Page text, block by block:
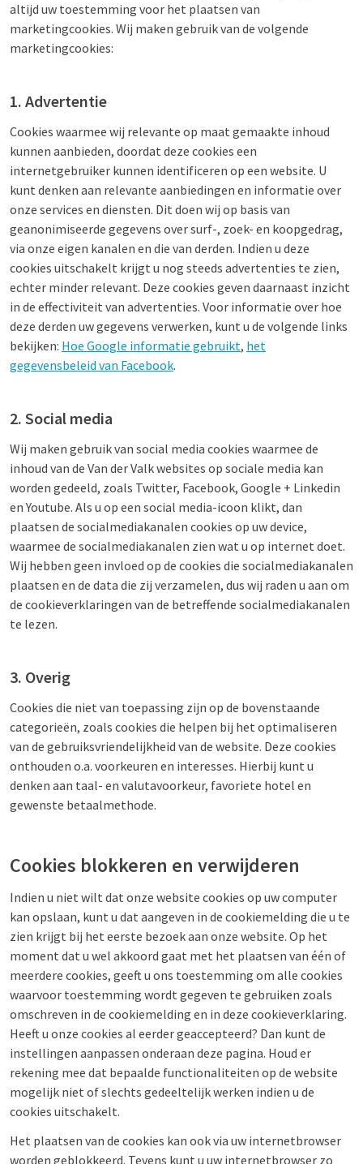
altijd uw toestemming voor het plaatsen van
marketingcookies. Wij maken gebruik van de volgende
marketingcookies:
1. Advertentie
Cookies waarmee wij relevante op maat gemaakte inhoud
kunnen aanbieden, doordat deze cookies een
internetgebruiker kunnen identificeren op een website. U
kunt denken aan relevante aanbiedingen en informatie over
onze services en diensten. Dit doen wij op basis van
geanonimiseerde gegevens over surf-, zoek- en koopgedrag,
via onze eigen kanalen en die van derden. Indien u deze
cookies uitschakelt krijgt u nog steeds advertenties te zien,
echter minder relevant. Deze cookies geven daarnaast inzicht
in de effectiviteit van advertenties. Voor informatie over hoe
deze derden uw gegevens verwerken, kunt u de volgende links
bekijken: Hoe Google informatie gebruikt, het
gegevensbeleid van Facebook.
2. Social media
Wij maken gebruik van social media cookies waarmee de
inhoud van de Van der Valk websites op sociale media kan
worden gedeeld, zoals Twitter, Facebook, Google + Linkedin
en Youtube. Als u op een social media-icoon klikt, dan
plaatsen de socialmediakanalen cookies op uw device,
waarmee de socialmediakanalen zien wat u op internet doet.
Wij hebben geen invloed op de cookies die socialmediakanalen
plaatsen en de data die zij verzamelen, dus wij raden u aan om
de cookieverklaringen van de betreffende socialmediakanalen
te lezen.
3. Overig
Cookies die niet van toepassing zijn op de bovenstaande
categorieën, zoals cookies die helpen bij het optimaliseren
van de gebruiksvriendelijkheid van de website. Deze cookies
onthouden o.a. voorkeuren en interesses. Hierbij kunt u
denken aan taal- en valutavoorkeur, favoriete hotel en
gewenste betaalmethode.
Cookies blokkeren en verwijderen
Indien u niet wilt dat onze website cookies op uw computer
kan opslaan, kunt u dat aangeven in de cookiemelding die u te
zien krijgt bij het eerste bezoek aan onze website. Op het
moment dat u wel akkoord gaat met het plaatsen van één of
meerdere cookies, geeft u ons toestemming om alle cookies
waarvoor toestemming wordt gegeven te gebruiken zoals
omschreven in de cookiemelding en in deze cookieverklaring.
Heeft u onze cookies al eerder geaccepteerd? Dan kunt de
instellingen aanpassen onderaan deze pagina. Houd er
rekening mee dat bepaalde functionaliteiten op de website
mogelijk niet of slechts gedeeltelijk werken indien u de
cookies uitschakelt.
Het plaatsen van de cookies kan ook via uw internetbrowser
worden geblokkeerd. Tevens kunt u uw internetbrowser zo